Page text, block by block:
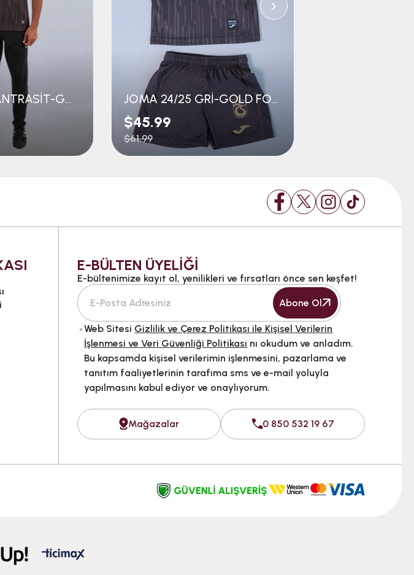
JOMA 24/25 ANTRASİT-GOLD FORMA JOMA 24/25 GRİ-GOLD FORMA BEBE SET
$45.99
$61.99
›
E-BÜLTEN ÜYELİĞİ
E-bültenimize kayıt ol, yenilikleri ve fırsatları önce sen keşfet!
Abone Ol
Web Sitesi Gizlilik ve Çerez Politikası ile Kişisel Verilerin
İşlenmesi ve Veri Güvenliği Politikası nı okudum ve anladım.
Bu kapsamda kişisel verilerimin işlenmesini, pazarlama ve
tanıtım faaliyetlerinin tarafıma sms ve e-mail yoluyla
yapılmasını kabul ediyor ve onaylıyorum.
Mağazalar 0 850 532 19 67